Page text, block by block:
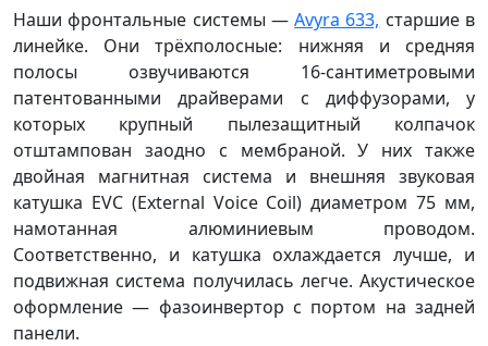
Наши фронтальные системы —Avyra 633, старшие в
линейке. Они трёхполосные: нижняя и средняя
полосы озвучиваются 16-сантиметровыми
патентованными драйверами с диффузорами, у
которых крупный пылезащитный колпачок
отштампован заодно с мембраной. У них также
двойная магнитная система и внешняя звуковая
катушка EVC (External Voice Coil) диаметром 75 мм,
намотанная алюминиевым проводом.
Соответственно, и катушка охлаждается лучше, и
подвижная система получилась легче. Акустическое
оформление — фазоинвертор с портом на задней
панели.